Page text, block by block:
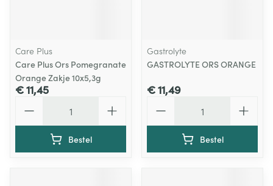
Care Plus
Care Plus Ors Pomegranate
Orange Zakje 10x5,3g
€ 11,45
Bestel
Gastrolyte
GASTROLYTE ORS ORANGE
€ 11,49
Bestel